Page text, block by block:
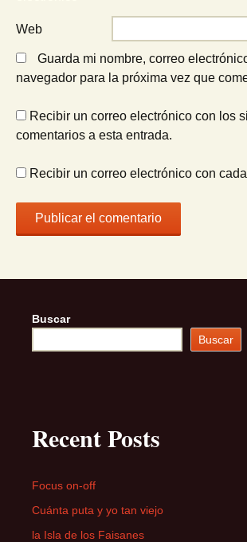
Web
Guarda mi nombre, correo
navegador para la próxima vez que
Recibir un correo electrónico con los
comentarios a esta entrada.
Recibir un correo electrónico con
Buscar
Buscar
Recent Posts
Focus on-off
Cuánta puta y yo tan viejo
la Isla de los Faisanes